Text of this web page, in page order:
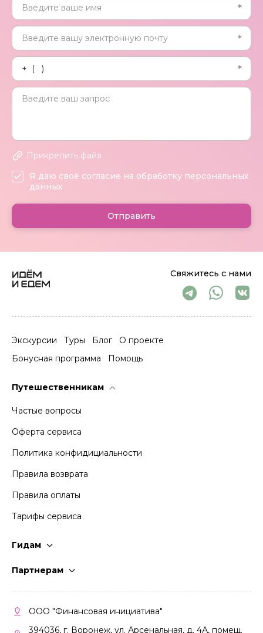
Свяжитесь с нами
Экскурсии Туры Блог
О проекте
Бонусная программа
Помощь
Путешественникам
Частые вопросы
Оферта сервиса
Политика конфидициальности
Правила возврата
Правила оплаты
Тарифы сервиса
Гидам
Партнерам
Кабинет партнера
Правила участия
ООО "Финансовая инициатива"
394036, г. Воронеж, ул. Арсенальная, д. 4А, помещ.
Прикрепить файл
Я даю своё согласие на обработку персональных
данных
Отправить